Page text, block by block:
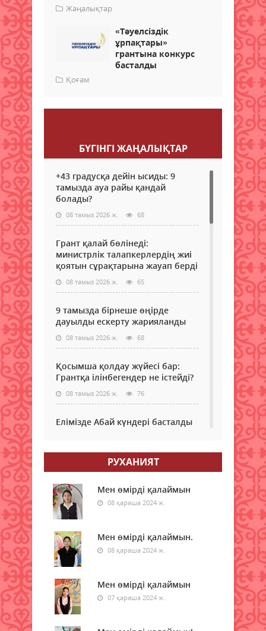
Жаңалықтар
«Тәуелсіздік
ұрпақтары»
грантына конкурс
басталды
Қоғам
БҮГІНГI ЖАҢАЛЫҚТАР
+43 градусқа дейін ысиды: 9
тамызда ауа райы қандай
болады?
08 тамыз 2026 ж. 68
Грант қалай бөлінеді:
министрлік талапкерлердің жиі
қоятын сұрақтарына жауап берді
08 тамыз 2026 ж. 65
9 тамызда бірнеше өңірде
дауылды ескерту жарияланды
08 тамыз 2026 ж. 68
Қосымша қолдау жүйесі бар:
Грантқа ілінбегендер не істейді?
08 тамыз 2026 ж. 76
Елімізде Абай күндері басталды
Қызылордада “Жасыл ел“ еңбек
экологиялық сенбілік өтті
08 тамыз 2026 ж. 70
Жексенбіде еліміздің барлық
дерлік өңірінде дауылды
ескерту жарияланды
Қазақстанда Абай күніне орай
үш күнде 350 іс-шара өтеді
08 тамыз 2026 ж. 83
РУХАНИЯТ
Мен өмірді қалаймын
08 қараша 2024 ж.
Мен өмірді қалаймын.
08 қараша 2024 ж.
Мен өмірді қалаймын
07 қараша 2024 ж.